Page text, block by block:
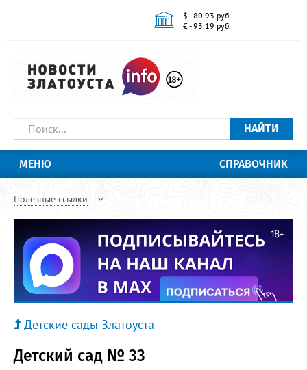
$ - 80.93 руб.
€ - 93.19 руб.
НАЙТИ
МЕНЮ СПРАВОЧНИК
Полезные ссылки
Детские сады Златоуста
Детский сад № 33